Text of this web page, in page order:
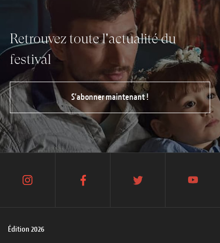
Retrouvez toute l'actualité du
festival
S’abonner maintenant !
Édition 2026
instagram facebook twitter youtube